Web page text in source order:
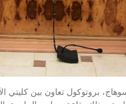
بروتوكول تعاون بين كليتي